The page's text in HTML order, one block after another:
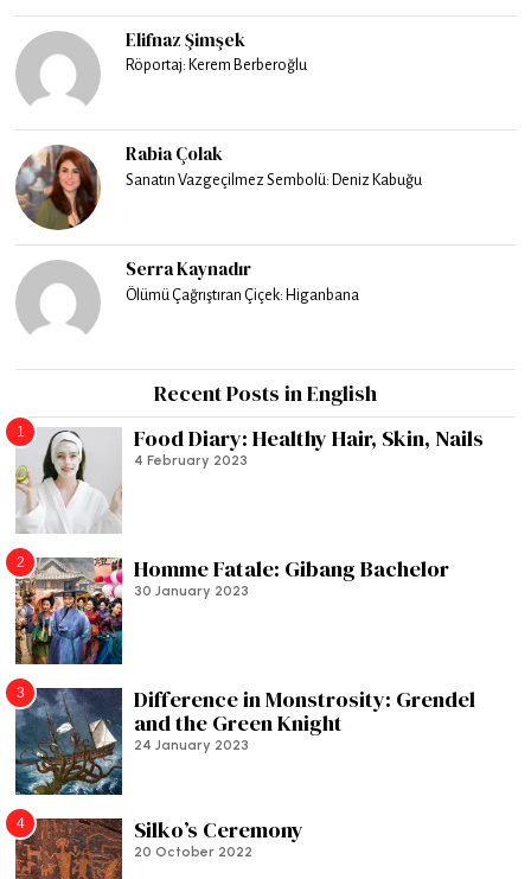
Elifnaz Şimşek
Röportaj: Kerem Berberoğlu
Rabia Çolak
Sanatın Vazgeçilmez Sembolü: Deniz Kabuğu
Serra Kaynadır
Ölümü Çağrıştıran Çiçek: Higanbana
Recent Posts in English
1 Food Diary: Healthy Hair, Skin, Nails
4 February 2023
2 Homme Fatale: Gibang Bachelor
30 January 2023
3
Difference in Monstrosity: Grendel
and the Green Knight
24 January 2023
4 Silko’s Ceremony
20 October 2022